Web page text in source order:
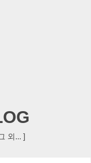
외... ]